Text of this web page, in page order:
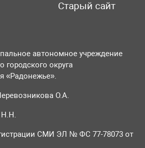
Старый сайт
автономное учреждение
городского округа
«Радонежье».
О.А.
Н.Н.
СМИ ЭЛ № ФС 77-78073 от